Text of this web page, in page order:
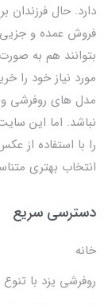
فروش عمده و جزیی
بتوانند هم به
مورد نیاز خود را
مدل های روفرشی
نباشد. اما این
را با استفاده از
انتخاب بهتری
دسترسی سریع
خانه
روفرشی یزد با تنوع